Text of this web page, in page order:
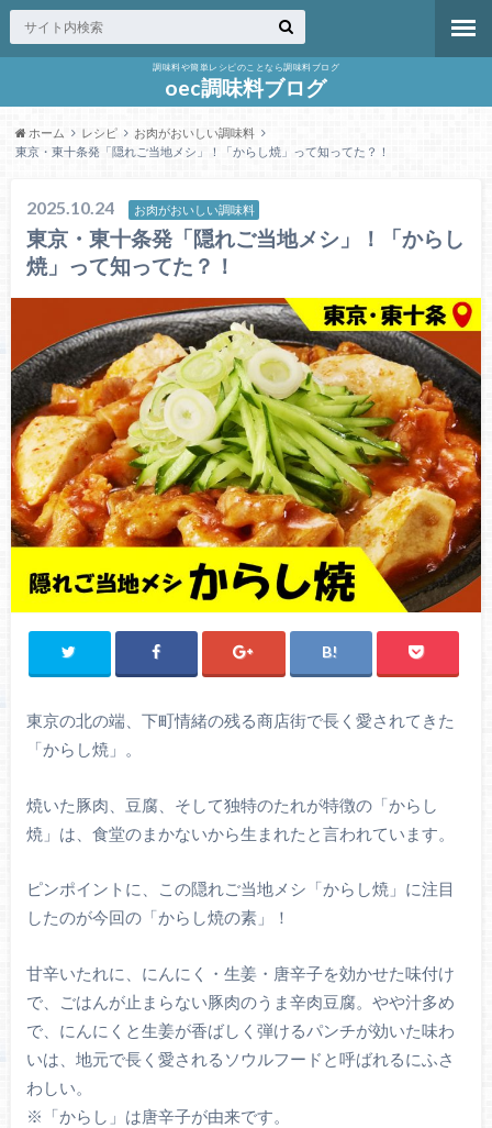
調味料や簡単レシピのことなら調味料ブログ
oec調味料ブログ
ホーム レシピ
お肉がおいしい調味料
東京・東十条発「隠れご当地メシ」！「からし焼」って知ってた？！
2025.10.24 お肉がおいしい調味料
東京・東十条発「隠れご当地メシ」！「からし
焼」って知ってた？！
東京の北の端、下町情緒の残る商店街で長く愛されてきた
「からし焼」。
焼いた豚肉、豆腐、そして独特のたれが特徴の「からし
焼」は、食堂のまかないから生まれたと言われています。
ピンポイントに、この隠れご当地メシ「からし焼」に注目
したのが今回の「からし焼の素」！
甘辛いたれに、にんにく・生姜・唐辛子を効かせた味付け
で、ごはんが止まらない豚肉のうま辛肉豆腐。やや汁多め
で、にんにくと生姜が香ばしく弾けるパンチが効いた味わ
いは、地元で長く愛されるソウルフードと呼ばれるにふさ
わしい。
※「からし」は唐辛子が由来です。